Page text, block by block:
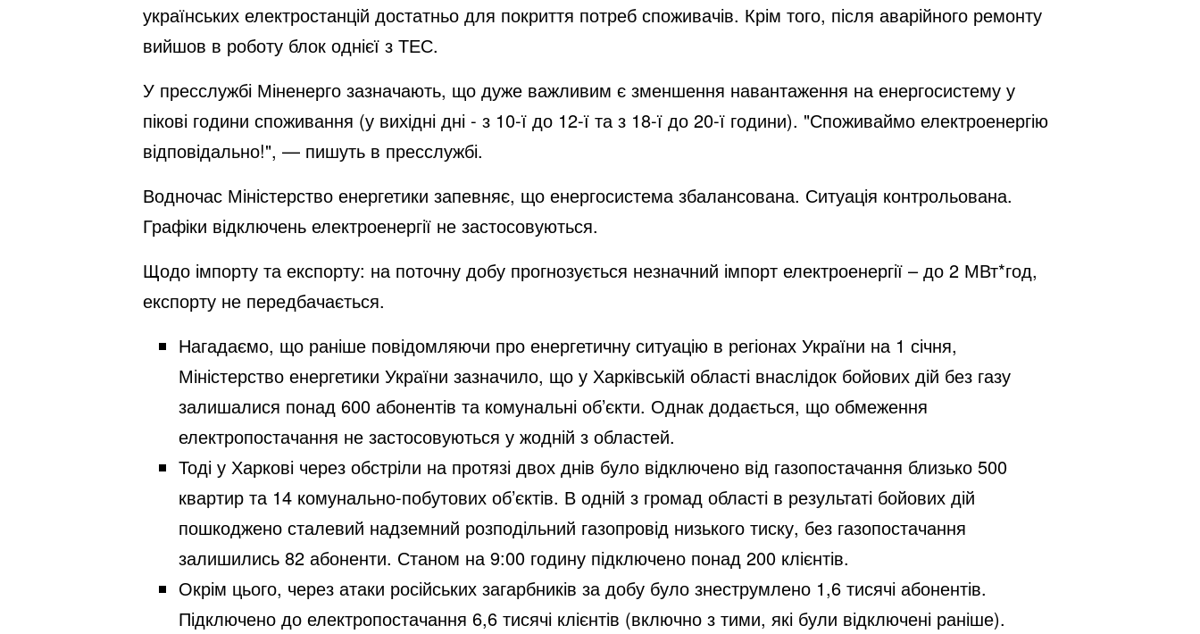
українських електростанцій достатньо для покриття потреб споживачів. Крім того, після аварійного ремонту
вийшов в роботу блок однієї з ТЕС.
У пресслужбі Міненерго зазначають, що дуже важливим є зменшення навантаження на енергосистему у
пікові години споживання (у вихідні дні - з 10-ї до 12-ї та з 18-ї до 20-ї години). "Споживаймо електроенергію
відповідально!", — пишуть в пресслужбі.
Водночас Міністерство енергетики запевняє, що енергосистема збалансована. Ситуація контрольована.
Графіки відключень електроенергії не застосовуються.
Щодо імпорту та експорту: на поточну добу прогнозується незначний імпорт електроенергії – до 2 МВт*год,
експорту не передбачається.
Нагадаємо, що раніше повідомляючи про енергетичну ситуацію в регіонах України на 1 січня,
Міністерство енергетики України зазначило, що у Харківській області внаслідок бойових дій без газу
залишалися понад 600 абонентів та комунальні об’єкти. Однак додається, що обмеження
електропостачання не застосовуються у жодній з областей.
Тоді у Харкові через обстріли на протязі двох днів було відключено від газопостачання близько 500
квартир та 14 комунально-побутових об’єктів. В одній з громад області в результаті бойових дій
пошкоджено сталевий надземний розподільний газопровід низького тиску, без газопостачання
залишились 82 абоненти. Станом на 9:00 годину підключено понад 200 клієнтів.
Окрім цього, через атаки російських загарбників за добу було знеструмлено 1,6 тисячі абонентів.
Підключено до електропостачання 6,6 тисячі клієнтів (включно з тими, які були відключені раніше).